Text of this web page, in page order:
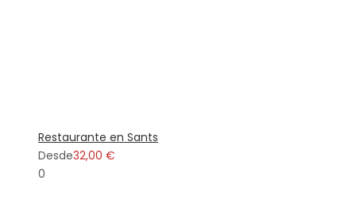
Restaurante en Sants
Desde32,00 €
0